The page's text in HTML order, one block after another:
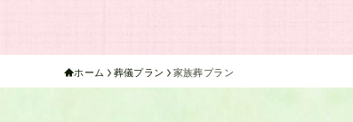
ホーム 葬儀プラン 家族葬プラン